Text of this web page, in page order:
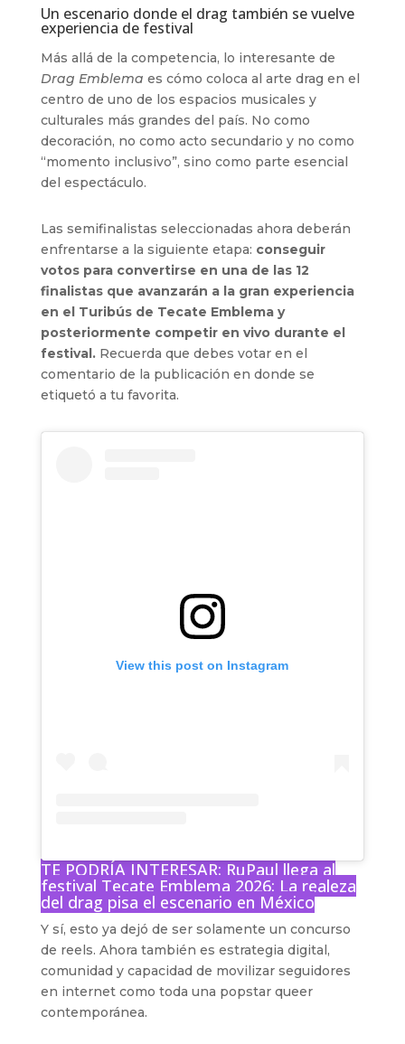
Un escenario donde el drag también se vuelve
experiencia de festival
Más allá de la competencia, lo interesante de
Drag Emblema es cómo coloca al arte drag en el
centro de uno de los espacios musicales y
culturales más grandes del país. No como
decoración, no como acto secundario y no como
“momento inclusivo”, sino como parte esencial
del espectáculo.
Las semifinalistas seleccionadas ahora deberán
enfrentarse a la siguiente etapa: conseguir
votos para convertirse en una de las 12
finalistas que avanzarán a la gran experiencia
en el Turibús de Tecate Emblema y
posteriormente competir en vivo durante el
festival.Recuerda que debes votar en el
comentario de la publicación en donde se
etiquetó a tu favorita.
View this post on Instagram
TE PODRÍA INTERESAR: RuPaul llega al
festival Tecate Emblema 2026: La realeza
del drag pisa el escenario en México
Y sí, esto ya dejó de ser solamente un concurso
de reels. Ahora también es estrategia digital,
comunidad y capacidad de movilizar seguidores
en internet como toda una popstar queer
contemporánea.